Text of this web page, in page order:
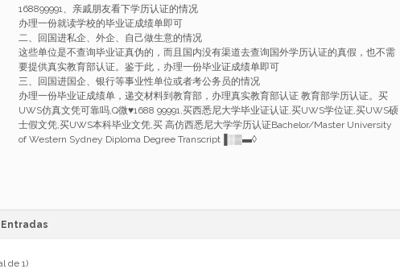
168899991、亲戚朋友看下学历认证的情况
办理一份就读学校的毕业证成绩单即可
二、回国进私企、外企、自己做生意的情况
这些单位是不查询毕业证真伪的，而且国内没有渠道去查询国外学历认证的真假，也不需
要提供真实教育部认证。鉴于此，办理一份毕业证成绩单即可
三、回国进国企、银行等事业性单位或者考公务员的情况
办理一份毕业证成绩单，递交材料到教育部，办理真实教育部认证 教育部学历认证。买
UWS仿真文凭可靠吗,Q微♥1688 99991,买西悉尼大学毕业证认证,买UWS学位证,买UWS硕
士假文凭,买UWS本科毕业文凭,买 高仿西悉尼大学学历认证Bachelor/Master University
of Western Sydney Diploma Degree Transcript▐░▒▬◊
Entradas
de 1)